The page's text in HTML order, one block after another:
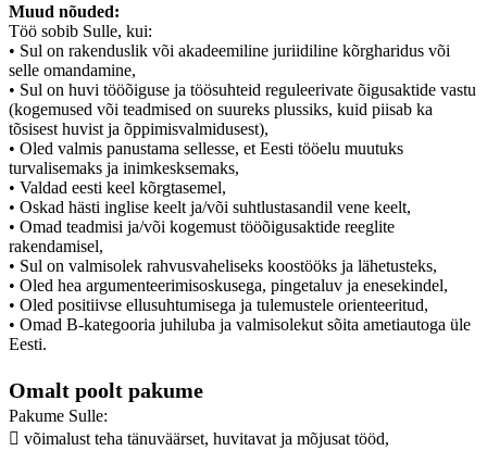
Muud nõuded:
Töö sobib Sulle, kui:
• Sul on rakenduslik või akadeemiline juriidiline kõrgharidus või
selle omandamine,
• Sul on huvi tööõiguse ja töösuhteid reguleerivate õigusaktide vastu
(kogemused või teadmised on suureks plussiks, kuid piisab ka
tõsisest huvist ja õppimisvalmidusest),
• Oled valmis panustama sellesse, et Eesti tööelu muutuks
turvalisemaks ja inimkesksemaks,
• Valdad eesti keel kõrgtasemel,
• Oskad hästi inglise keelt ja/või suhtlustasandil vene keelt,
• Omad teadmisi ja/või kogemust tööõigusaktide reeglite
rakendamisel,
• Sul on valmisolek rahvusvaheliseks koostööks ja lähetusteks,
• Oled hea argumenteerimisoskusega, pingetaluv ja enesekindel,
• Oled positiivse ellusuhtumisega ja tulemustele orienteeritud,
• Omad B-kategooria juhiluba ja valmisolekut sõita ametiautoga üle
Eesti.
Omalt poolt pakume
Pakume Sulle:
 võimalust teha tänuväärset, huvitavat ja mõjusat tööd,